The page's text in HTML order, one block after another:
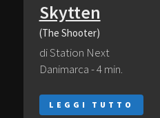
Skytten
(The Shooter)
di Station Next
Danimarca - 4 min.
LEGGI TUTTO